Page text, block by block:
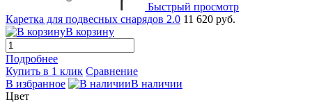
Быстрый просмотр
Каретка для подвесных снарядов 2.0 11 620 руб.
В корзину
Подробнее
Купить в 1 клик Сравнение
В избранное
В наличии
Цвет